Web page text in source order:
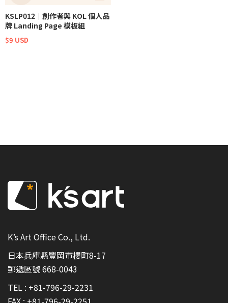
KSLP012｜創作者與 KOL 個人品
牌 Landing Page 模板組
$9 USD
K’s Art Office Co., Ltd.
日本兵庫縣豐岡市櫻町8-17
郵遞區號 668-0043
TEL : +81-796-29-2231